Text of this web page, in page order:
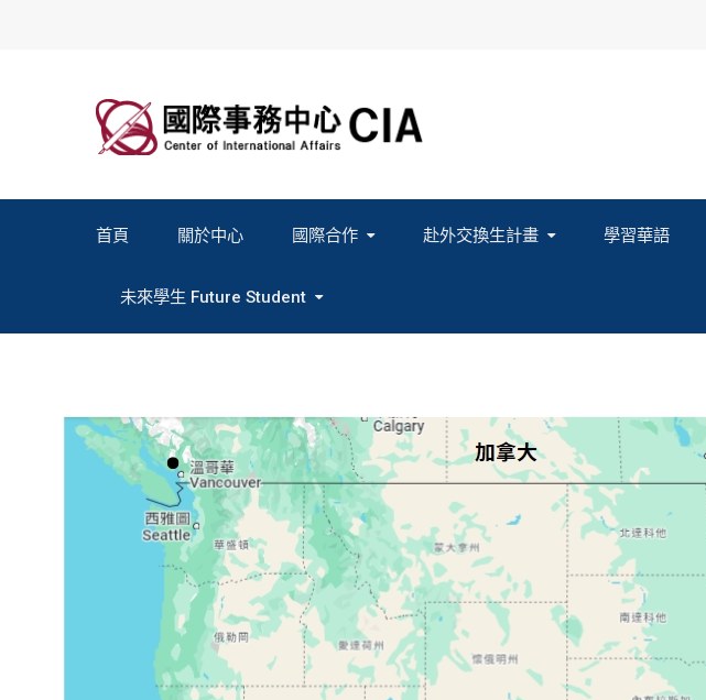
首頁 關於中心 國際合作 赴外交換生計畫 學習華語
未來學生 Future Student